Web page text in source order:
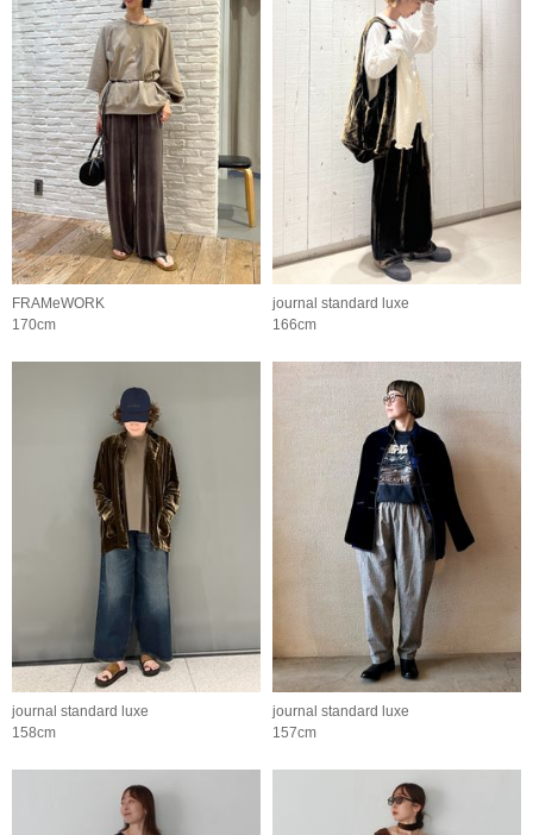
FRAMeWORK
170cm
journal standard luxe
166cm
journal standard luxe
158cm
journal standard luxe
157cm